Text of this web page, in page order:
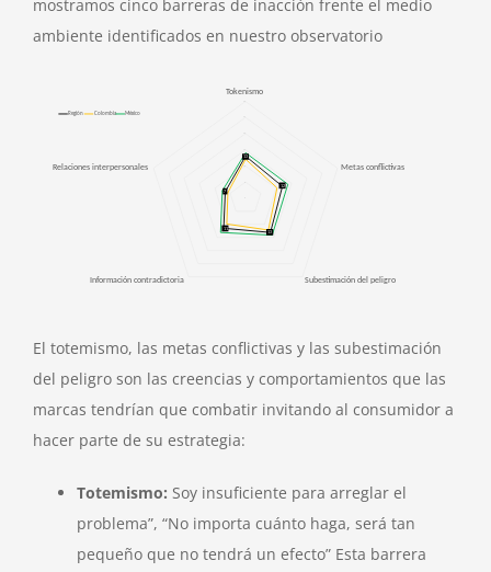
mostramos cinco barreras de inacción frente el medio
ambiente identificados en nuestro observatorio
El totemismo, las metas conflictivas y las subestimación
del peligro son las creencias y comportamientos que las
marcas tendrían que combatir invitando al consumidor a
hacer parte de su estrategia:
Totemismo: Soy insuficiente para arreglar el
problema”, “No importa cuánto haga, será tan
pequeño que no tendrá un efecto” Esta barrera